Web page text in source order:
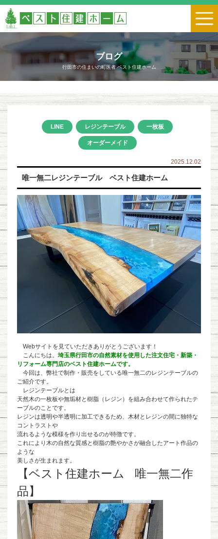
ブログ
行田市の住まいの町医者 ベスト住建ホーム
LINE レジンテーブル 一枚板
オーダーメイド
2025.12.02
唯一無二レジンテーブル ベスト住建ホーム
Webサイトを見ていただきありがとうございます！
こんにちは。 埼玉県行田市の自然素材を使用した注文住宅・新築・
リフォーム専門店のベスト住建ホームです。
今回は、弊社で制作・販売をしている唯一無二のレジンテーブルの
ご紹介です。
レジンテーブルとは
天然木の一枚板や無垢材と樹脂（レジン）を組み合わせて作られたテ
ーブルのことです。
レジンは透明や半透明に加工できるため、木材とレジンの間に独特な
コントラストや
流れるような模様を作り出せるのが特徴です。
これにより木の自然な質感と樹脂の艶やかさが融合したアート作品の
ような
美しさが生まれます。
【ベスト住建ホーム 唯一無二作
品】